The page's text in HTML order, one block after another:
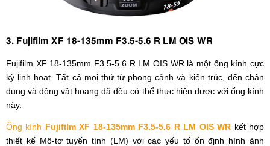
3. Fujifilm XF 18-135mm F3.5-5.6 R LM OIS WR
Fujifilm XF 18-135mm F3.5-5.6 R LM OIS WR là một ống kính cực
kỳ linh hoạt. Tất cả mọi thứ từ phong cảnh và kiến ​​trúc, đến chân
dung và động vật hoang dã đều có thể thực hiện được với ống kính
này.
Ống kính Fujifilm XF 18-135mm F3.5-5.6 R LM OIS WR kết hợp
thiết kế Mô-tơ tuyến tính (LM) với các yếu tố ổn định hình ảnh